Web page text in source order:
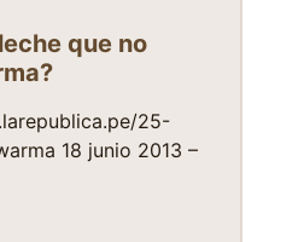
que no
25-
18 junio 2013 –